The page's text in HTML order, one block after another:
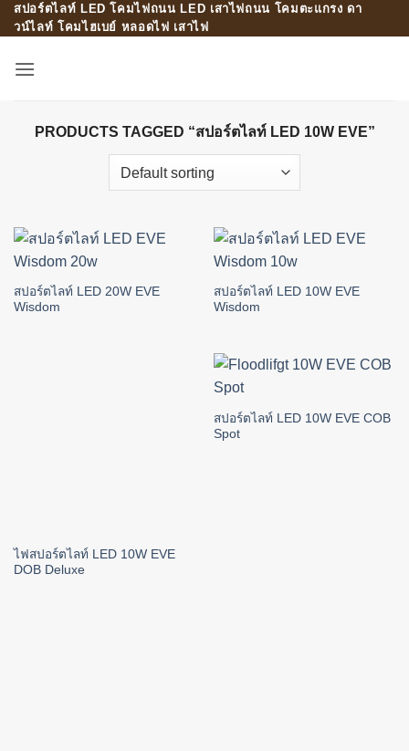
Skip
to
สปอร์ตไลท์ LED โคมไฟถนน LED เสาไฟถนน โคมตะแกรง ดา
วน์ไลท์ โคมไฮเบย์ หลอดไฟ เสาไฟ
PRODUCTS TAGGED “สปอร์ตไลท์ LED 10W EVE”
สปอร์ตไลท์ LED 20W EVE
Wisdom
สปอร์ตไลท์ LED 10W EVE
Wisdom
ไฟสปอร์ตไลท์ LED 10W EVE
DOB Deluxe
สปอร์ตไลท์ LED 10W EVE COB
Spot